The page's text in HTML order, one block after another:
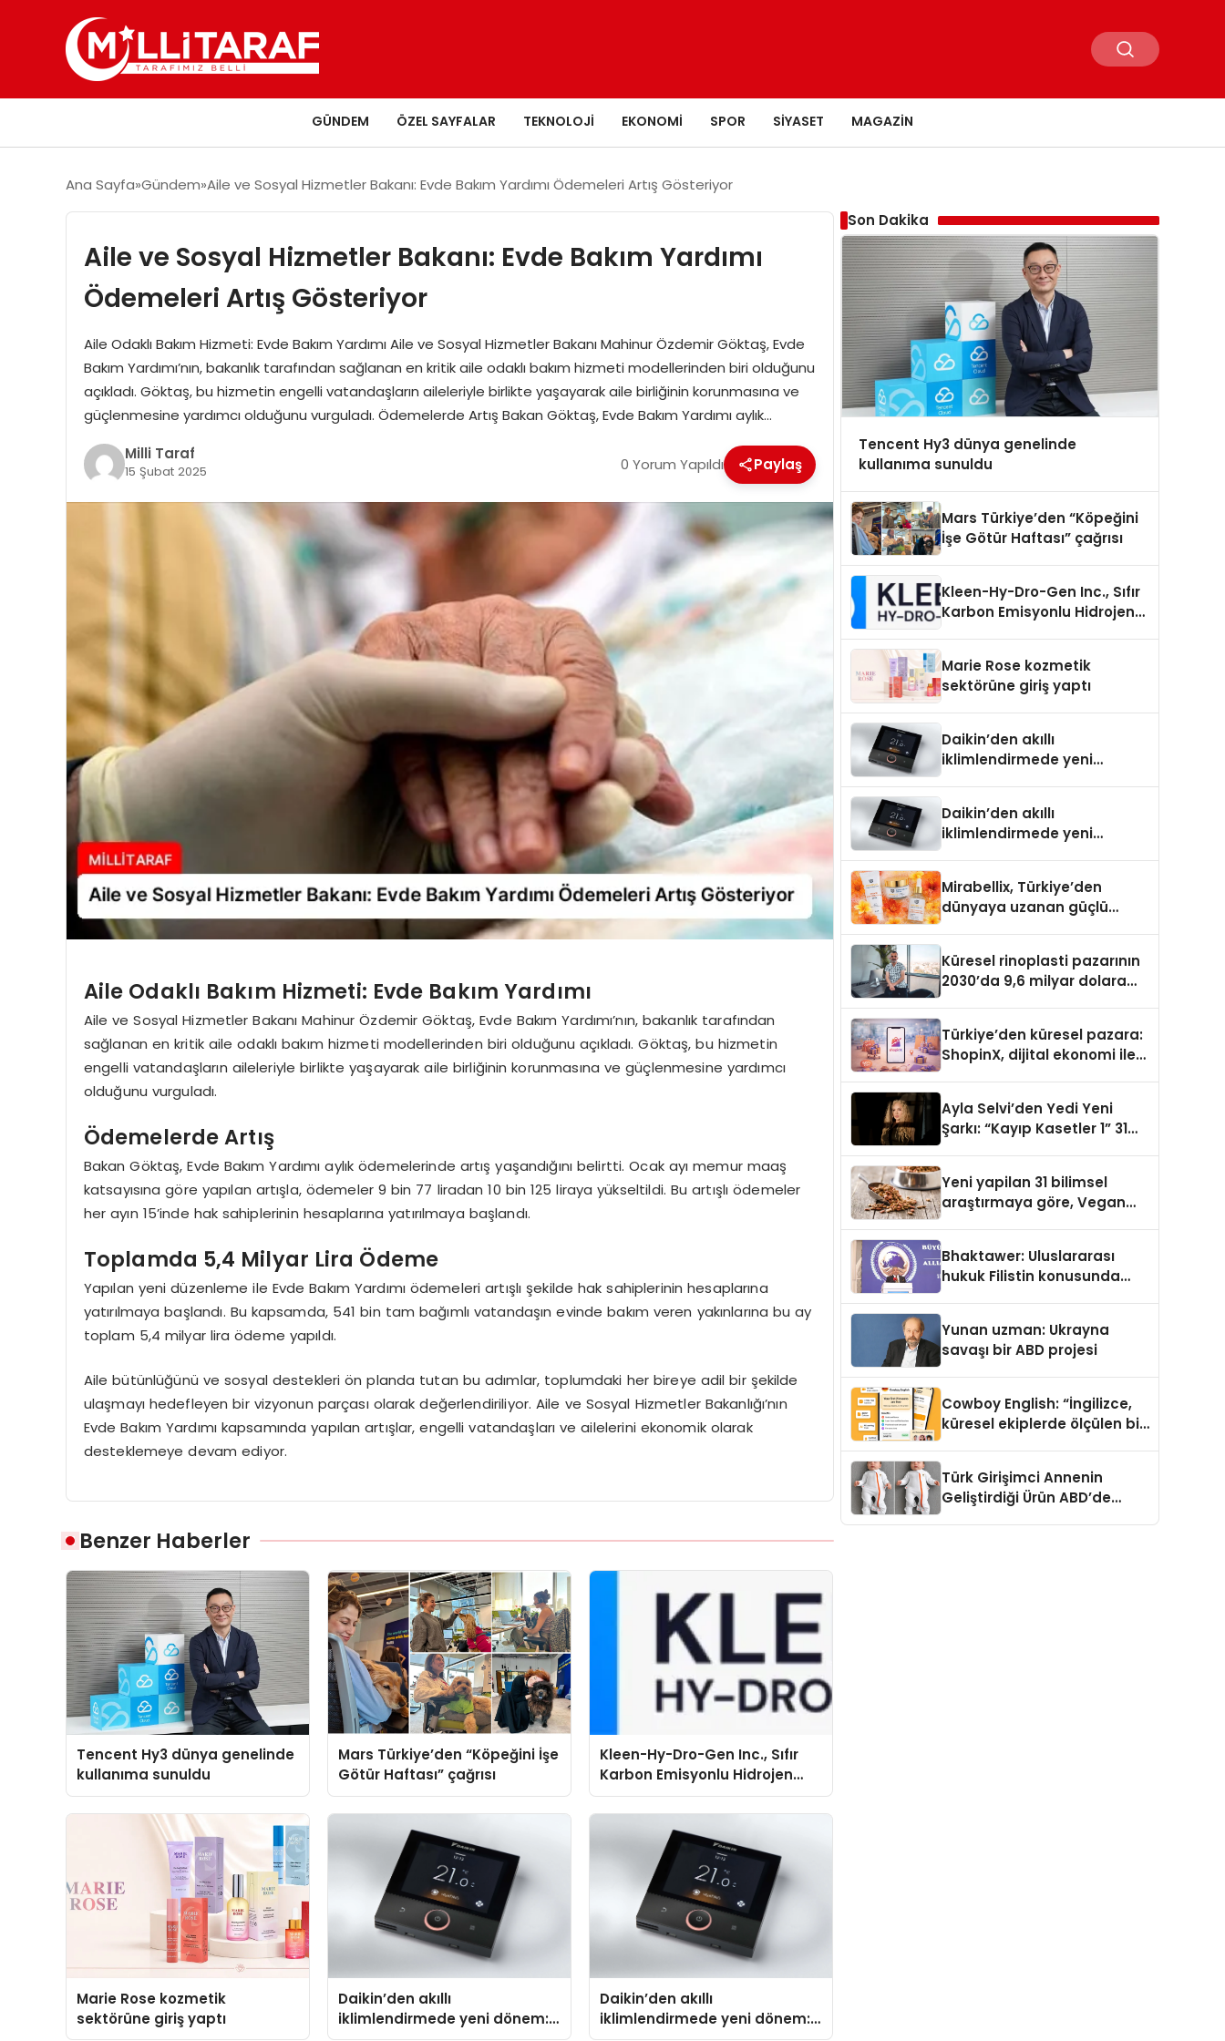
GÜNDEM ÖZEL SAYFALAR TEKNOLOJI EKONOMI SPOR SIYASET MAGAZIN
Ana Sayfa Gündem Aile ve Sosyal Hizmetler Bakanı: Evde Bakım Yardımı Ödemeleri Artış Gösteriyor
Aile ve Sosyal Hizmetler Bakanı: Evde Bakım Yardımı
Ödemeleri Artış Gösteriyor
Aile Odaklı Bakım Hizmeti: Evde Bakım Yardımı Aile ve Sosyal Hizmetler Bakanı Mahinur Özdemir Göktaş, Evde
Bakım Yardımı’nın, bakanlık tarafından sağlanan en kritik aile odaklı bakım hizmeti modellerinden biri olduğunu
açıkladı. Göktaş, bu hizmetin engelli vatandaşların aileleriyle birlikte yaşayarak aile birliğinin korunmasına ve
güçlenmesine yardımcı olduğunu vurguladı. Ödemelerde Artış Bakan Göktaş, Evde Bakım Yardımı aylık…
Milli Taraf
15 Şubat 2025 0 Yorum Yapıldı Paylaş
Aile Odaklı Bakım Hizmeti: Evde Bakım Yardımı
Aile ve Sosyal Hizmetler Bakanı Mahinur Özdemir Göktaş, Evde Bakım Yardımı’nın, bakanlık tarafından
sağlanan en kritik aile odaklı bakım hizmeti modellerinden biri olduğunu açıkladı. Göktaş, bu hizmetin
engelli vatandaşların aileleriyle birlikte yaşayarak aile birliğinin korunmasına ve güçlenmesine yardımcı
olduğunu vurguladı.
Ödemelerde Artış
Bakan Göktaş, Evde Bakım Yardımı aylık ödemelerinde artış yaşandığını belirtti. Ocak ayı memur maaş
katsayısına göre yapılan artışla, ödemeler 9 bin 77 liradan 10 bin 125 liraya yükseltildi. Bu artışlı ödemeler
her ayın 15’inde hak sahiplerinin hesaplarına yatırılmaya başlandı.
Toplamda 5,4 Milyar Lira Ödeme
Yapılan yeni düzenleme ile Evde Bakım Yardımı ödemeleri artışlı şekilde hak sahiplerinin hesaplarına
yatırılmaya başlandı. Bu kapsamda, 541 bin tam bağımlı vatandaşın evinde bakım veren yakınlarına bu ay
toplam 5,4 milyar lira ödeme yapıldı.
Aile bütünlüğünü ve sosyal destekleri ön planda tutan bu adımlar, toplumdaki her bireye adil bir şekilde
ulaşmayı hedefleyen bir vizyonun parçası olarak değerlendiriliyor. Aile ve Sosyal Hizmetler Bakanlığı’nın
Evde Bakım Yardımı kapsamında yapılan artışlar, engelli vatandaşları ve ailelerini ekonomik olarak
desteklemeye devam ediyor.
Benzer Haberler
Tencent Hy3 dünya genelinde
kullanıma sunuldu
Mars Türkiye’den “Köpeğini İşe
Götür Haftası” çağrısı
Kleen-Hy-Dro-Gen Inc., Sıfır
Karbon Emisyonlu Hidrojen
Isıtma Teknolojisinde ISO ve
TSSA Düzenleyici Onaylarını
Marie Rose kozmetik
sektörüne giriş yaptı
Daikin’den akıllı
iklimlendirmede yeni dönem:
Daikin’den akıllı
iklimlendirmede yeni dönem:
Son Dakika
Tencent Hy3 dünya genelinde
kullanıma sunuldu
Mars Türkiye’den “Köpeğini
İşe Götür Haftası” çağrısı
Kleen-Hy-Dro-Gen Inc., Sıfır
Karbon Emisyonlu Hidrojen
Aldı
Marie Rose kozmetik
sektörüne giriş yaptı
Daikin’den akıllı
iklimlendirmede yeni
Daikin’den akıllı
iklimlendirmede yeni
Mirabellix, Türkiye’den
dünyaya uzanan güçlü
Küresel rinoplasti pazarının
2030’da 9,6 milyar dolara
Türkiye’den küresel pazara:
ShopinX, dijital ekonomi ile
Ayla Selvi’den Yedi Yeni
Şarkı: “Kayıp Kasetler 1” 31
Yeni yapilan 31 bilimsel
araştırmaya göre, Vegan
Sindirildiğini Ortaya Koydu
Bhaktawer: Uluslararası
hukuk Filistin konusunda
Yunan uzman: Ukrayna
savaşı bir ABD projesi
Cowboy English: “İngilizce,
küresel ekiplerde ölçülen bir
Türk Girişimci Annenin
Geliştirdiği Ürün ABD’de